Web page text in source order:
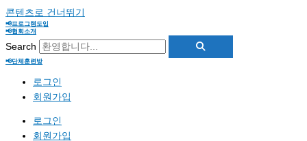
콘텐츠로 건너뛰기
📢프로그램도입
📢협회소개
Search
📢단체훈련방
로그인
회원가입
로그인
회원가입